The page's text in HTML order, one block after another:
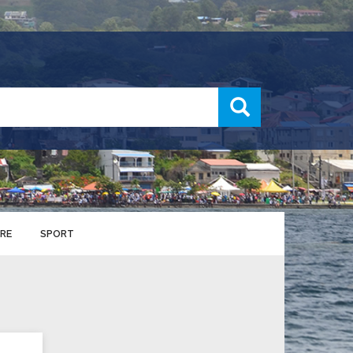
SPORT
municipaux
des sports